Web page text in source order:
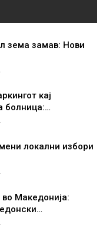
зема замав: Нови
кај
болница:…
локални избори
Македонија: